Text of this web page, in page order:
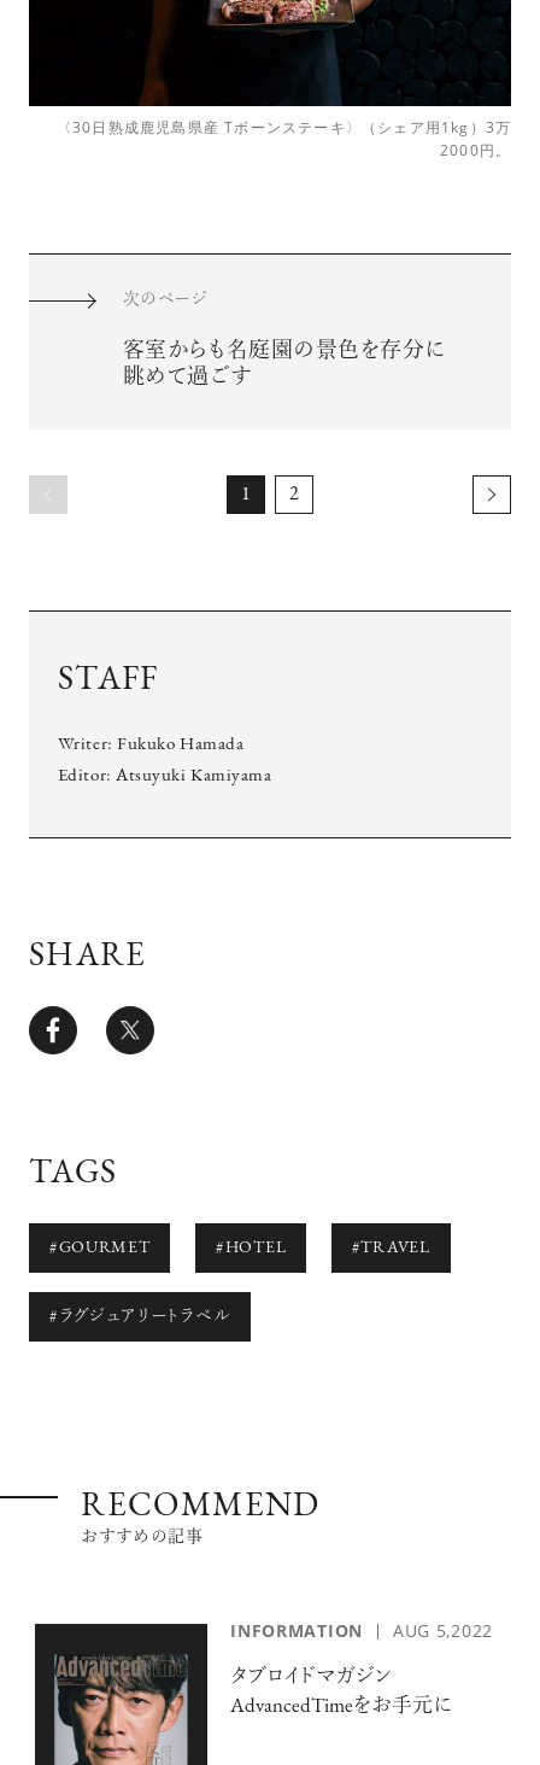
〈30日熟成鹿児島県産 Tボーンステーキ〉（シェア用1kg）3万
2000円。
次のページ
客室からも名庭園の景色を存分に
眺めて過ごす
1 2
STAFF
Writer: Fukuko Hamada
Editor: Atsuyuki Kamiyama
SHARE
TAGS
#GOURMET #HOTEL #TRAVEL
#ラグジュアリートラベル
RECOMMEND
おすすめの記事
INFORMATION AUG 5,2022
タブロイドマガジン
AdvancedTimeをお手元に